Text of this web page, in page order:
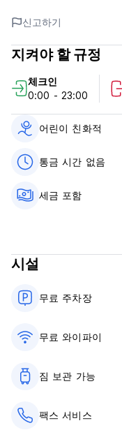
안함과 전통적인 요소가
것이 특징입니다.
체크인: 오후 12시부터
취소 정책:48시간
신고하기
지켜야 할 규정
체크인
0:00 - 23:00
어린이 친화적
통금 시간 없음
세금 포함
시설
무료 주차장
무료 와이파이
짐 보관 가능
팩스 서비스